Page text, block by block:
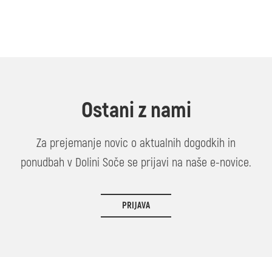
Ostani z nami
Za prejemanje novic o aktualnih dogodkih in
ponudbah v Dolini Soče se prijavi na naše e-novice.
PRIJAVA